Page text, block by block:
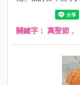
公主，搞到最後大
關鍵字： 萬聖節 、